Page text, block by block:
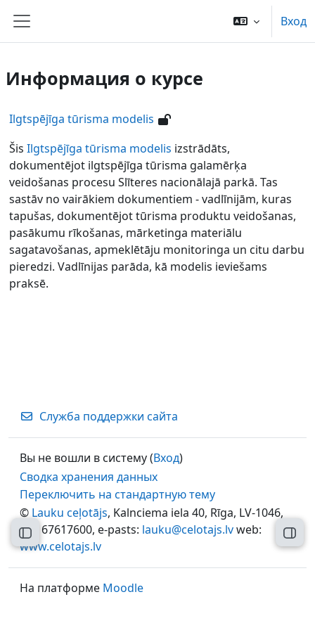
Боковая панель
Вход
Открыть оглавление курса
Информация о курсе
Ilgtspējīga tūrisma modelis
Šis Ilgtspējīga tūrisma modelis izstrādāts,
dokumentējot ilgtspējīga tūrisma galamērķa
veidošanas procesu Slīteres nacionālajā parkā. Tas
sastāv no vairākiem dokumentiem - vadlīnijām, kuras
tapušas, dokumentējot tūrisma produktu veidošanas,
pasākumu rīkošanas, mārketinga materiālu
sagatavošanas, apmeklētāju monitoringa un citu darbu
pieredzi. Vadlīnijas parāda, kā modelis ieviešams
praksē.
Служба поддержки сайта
Вы не вошли в систему (Вход)
Сводка хранения данных
Переключить на стандартную тему
© Lauku ceļotājs, Kalnciema iela 40, Rīga, LV-1046,
tel.: 67617600, e-pasts: lauku@celotajs.lvweb:
www.celotajs.lv
На платформе Moodle